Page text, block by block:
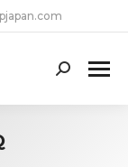
Search: